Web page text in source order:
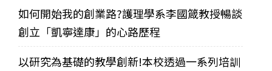
如何開始我的創業路?護理學系李國箴教授暢談
創立「凱寧達康」的心路歷程
以研究為基礎的教學創新!本校透過一系列培訓